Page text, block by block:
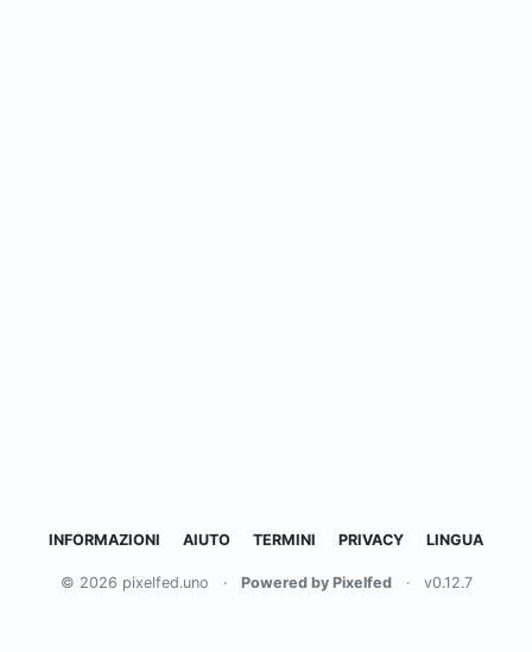
INFORMAZIONI AIUTO TERMINI PRIVACY LINGUA
© 2026 pixelfed.uno · Powered by Pixelfed · v0.12.7